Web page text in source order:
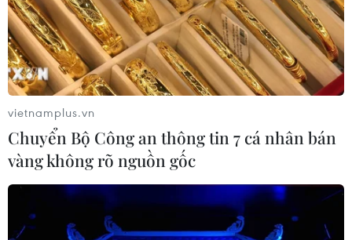
vietnamplus.vn
Chuyển Bộ Công an thông tin 7 cá nhân bán
vàng không rõ nguồn gốc